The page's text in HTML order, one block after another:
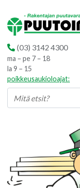
(03) 3142 4300
ma – pe 7 – 18
la 9 – 15
poikkeusaukioloajat: